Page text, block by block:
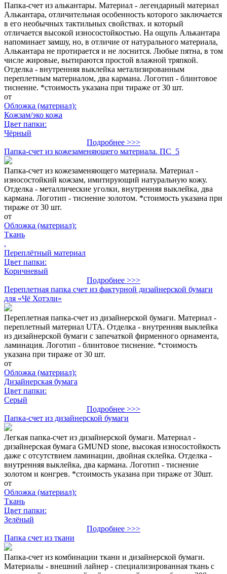
Папка-счет из алькантары. Материал - легендарный материал
Алькантара, отличительная особенность которого заключается
в его необычных тактильных свойствах. и который
отличается высокой износостойкостью. На ощупь Алькантара
напоминает замшу, но, в отличие от натурального материала,
Алькантара не протирается и не лоснится. Любые пятна, в том
числе жировые, вытираются простой влажной тряпкой.
Отделка - внутренняя выклейка метализированным
переплетным материалом, два кармана. Логотип - блинтовое
тиснение. *стоимость указана при тираже от 30 шт.
от
Обложка (материал):
Кожзам/эко кожа
Цвет папки:
Чёрный
Подробнее >>>
Папка-счет из кожезаменяющего материала. ПС_5
Папка-счет из кожезаменяющего материала. Материал -
износостойкий кожзам, имитирующий натуральную кожу.
Отделка - металлические уголки, внутренняя выклейка, два
кармана. Логотип - тиснение золотом. *стоимость указана при
тираже от 30 шт.
от
Обложка (материал):
Ткань
,
Переплётный материал
Цвет папки:
Коричневый
Подробнее >>>
Переплетная папка счет из фактурной дизайнерской бумаги
для «Чё Хотэли»
Переплетная папка-счет из дизайнерской бумаги. Материал -
переплетный материал UTA. Отделка - внутренняя выклейка
из дизайнерской бумаги с запечаткой фирменного орнамента,
ламинация. Логотип - блинтовое тиснение. *стоимость
указана при тираже от 30 шт.
от
Обложка (материал):
Дизайнерская бумага
Цвет папки:
Серый
Подробнее >>>
Папка-счет из дизайнерской бумаги
Легкая папка-счет из дизайнерской бумаги. Материал -
дизайнерская бумага GMUND stone, высокая износостойкость
даже с отсутствием ламинации, двойная склейка. Отделка -
внутренняя выклейка, два кармана. Логотип - тиснение
золотом и конгрев. *стоимость указана при тираже от 30шт.
от
Обложка (материал):
Ткань
Цвет папки:
Зелёный
Подробнее >>>
Папка счет из ткани
Папка-счет из комбинации ткани и дизайнерской бумаги.
Материалы - внешний лайнер - специализированная ткань с